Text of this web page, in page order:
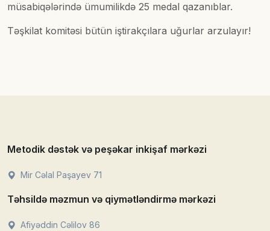
müsabiqələrində ümumilikdə 25 medal qazanıblar.
Təşkilat komitəsi bütün iştirakçılara uğurlar arzulayır!
Metodik dəstək və peşəkar inkişaf mərkəzi
Mir Cəlal Paşayev 71
Təhsildə məzmun və qiymətləndirmə mərkəzi
Afiyəddin Cəlilov 86